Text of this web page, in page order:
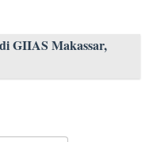
GIIAS Makassar,